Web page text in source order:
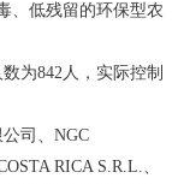
、低残留的环保型农
为842人，实际控制
司、NGC
RICA S.R.L.、